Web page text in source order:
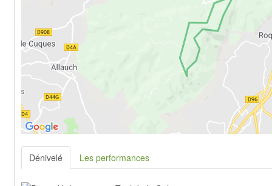
Dénivelé Les performances